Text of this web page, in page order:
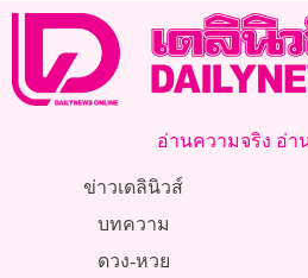
อ่านความจริง อ่า
ข่าวเดลินิวส์
บทความ
ดวง-หวย